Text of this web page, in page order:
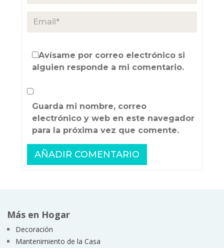
Avísame por correo electrónico si
alguien responde a mi comentario.
Guarda mi nombre, correo
electrónico y web en este navegador
para la próxima vez que comente.
Más en Hogar
Decoración
Mantenimiento de la Casa